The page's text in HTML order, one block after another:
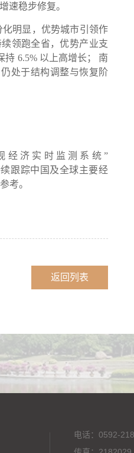
速稳步修复。
明显，优势城市引领作
领跑全省，优势产业支
持 6.5% 以上高增长； 南
处于结构调整与恢复阶
经济实时监测系统”
续跟踪中国及全球主要经
考。
返回列表
电话：0592-